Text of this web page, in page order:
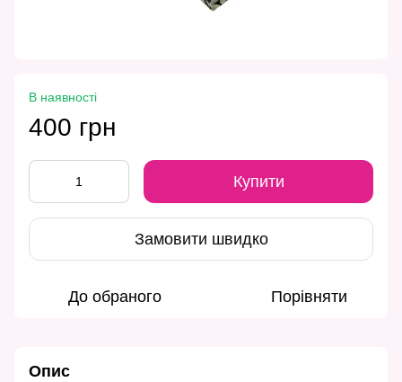
В наявності
400 грн
Купити
Замовити швидко
До обраного Порівняти
Опис